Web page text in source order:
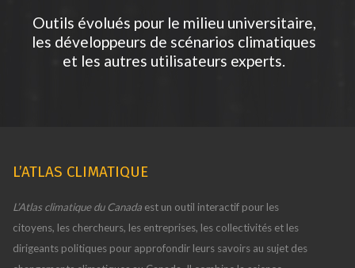
Outils évolués pour le milieu universitaire,
les développeurs de scénarios climatiques
et les autres utilisateurs experts.
L’ATLAS CLIMATIQUE
L’Atlas climatique du Canada est un outil interactif pour les
citoyens, les chercheurs, les entreprises, les collectivités et les
dirigeants politiques pour approfondir leurs savoirs au sujet des